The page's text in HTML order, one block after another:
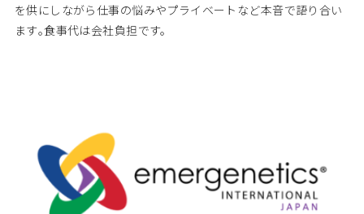
を供にしながら仕事の悩みやプライベートなど本音で語り合い
ます｡食事代は会社負担です。